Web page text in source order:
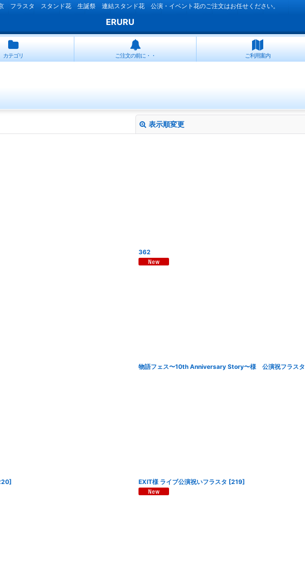
フラスタ スタンド花 生誕祭 連結スタンド花 公演・イベント花のご注文はお任せください。
ERURU
カテゴリ ご注文の前に・・ ご利用案内
表示順変更
362
物語フェス〜10th Anniversary Story〜様 公演祝フラスタ
] EXIT様 ライブ公演祝いフラスタ [219]